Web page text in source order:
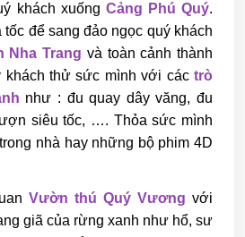
khách xuống Cảng Phú Quý.
tốc để sang đảo ngọc quý khách
Nha Trang và toàn cảnh thành
khách thử sức mình với các trò
như : đu quay dây văng, đu
siêu tốc, …. Thỏa sức mình
nhà hay những bộ phim 4D
Vườn thú Quý Vương với
giã của rừng xanh như hổ, sư